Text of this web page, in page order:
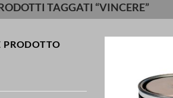
TAGGATI “VINCERE”
PRODOTTO